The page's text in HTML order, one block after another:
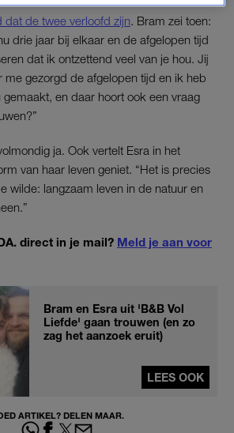
dat de twee verloofd zijn. Bram zei toen:
drie jaar bij elkaar en de afgelopen tijd
dat ik ontzettend veel van je hou. Jij
me gezorgd de afgelopen tijd en ik heb
en daar hoort ook een vraag
ja. Ook vertelt Esra in het
van haar leven geniet. “Het is precies
wilde: langzaam leven in de natuur en
direct in je mail? Meld je aan voor
Bram en Esra uit 'B&B Vol
Liefde' gaan trouwen (en zo
zag het aanzoek eruit)
LEES OOK
ARTIKEL? DELEN MAAR.